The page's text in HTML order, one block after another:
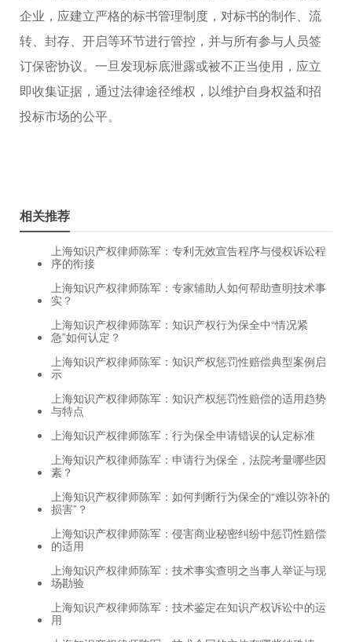
企业，应建立严格的标书管理制度，对标书的制作、流
转、封存、开启等环节进行管控，并与所有参与人员签
订保密协议。一旦发现标底泄露或被不正当使用，应立
即收集证据，通过法律途径维权，以维护自身权益和招
投标市场的公平。
相关推荐
上海知识产权律师陈军：专利无效宣告程序与侵权诉讼程
序的衔接
上海知识产权律师陈军：专家辅助人如何帮助查明技术事
实？
上海知识产权律师陈军：知识产权行为保全中“情况紧
急”如何认定？
上海知识产权律师陈军：知识产权惩罚性赔偿典型案例启
示
上海知识产权律师陈军：知识产权惩罚性赔偿的适用趋势
与特点
上海知识产权律师陈军：行为保全申请错误的认定标准
上海知识产权律师陈军：申请行为保全，法院考量哪些因
素？
上海知识产权律师陈军：如何判断行为保全的“难以弥补的
损害”？
上海知识产权律师陈军：侵害商业秘密纠纷中惩罚性赔偿
的适用
上海知识产权律师陈军：技术事实查明之当事人举证与现
场勘验
上海知识产权律师陈军：技术鉴定在知识产权诉讼中的运
用